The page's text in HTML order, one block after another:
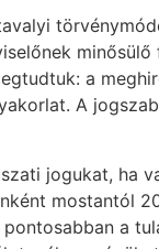
a
A
jogukat, ha
mostantól
a